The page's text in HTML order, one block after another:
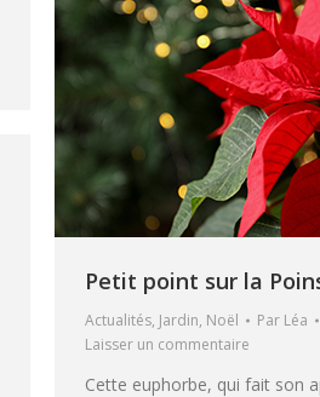
Petit point sur la
Actualités, Jardin, Noël Par Léa
Laisser un commentaire
Cette euphorbe, qui fait son